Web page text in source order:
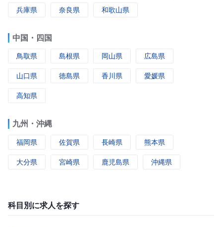
兵庫県 奈良県 和歌山県
中国・四国
鳥取県 島根県 岡山県 広島県
山口県 徳島県 香川県 愛媛県
高知県
九州・沖縄
福岡県 佐賀県 長崎県 熊本県
大分県 宮崎県 鹿児島県 沖縄県
科目別に求人を探す